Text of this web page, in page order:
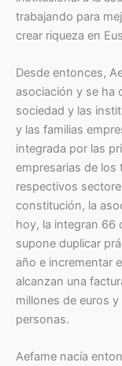
trabajando para
crear riqueza en
Desde entonces,
asociación y se ha
sociedad y las
y las familias
integrada por las
empresarias de los
respectivos
constitución, la
hoy, la integran 66
supone duplicar
año e incrementar
alcanzan una
millones de euros
personas.
Aefame nacía